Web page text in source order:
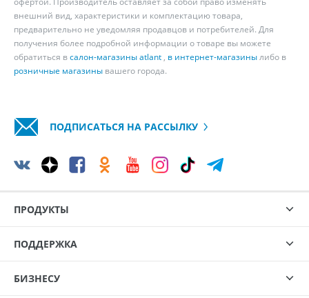
внешний вид, характеристики и комплектацию товара,
предварительно не уведомляя продавцов и потребителей. Для
получения более подробной информации о товаре вы можете
обратиться всалон-магазины atlant , в интернет-магазинылибо в
розничные магазины вашего города.
ПОДПИСАТЬСЯ НА РАССЫЛКУ
ПРОДУКТЫ
ПОДДЕРЖКА
БИЗНЕСУ